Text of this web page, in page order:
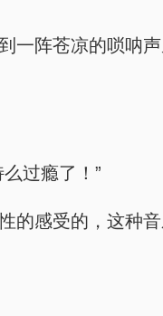
阵苍凉的唢呐
过瘾了！”
感受的，这种